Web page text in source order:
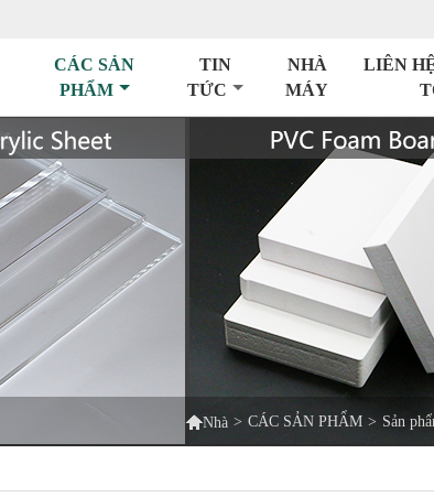
CÁC SẢN
PHẨM
TIN
TỨC
NHÀ
MÁY
LIÊN
Nhà > CÁC SẢN PHẨM > Sản